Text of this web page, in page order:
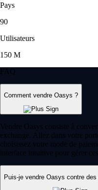
Pays
90
Utilisateurs
150 M
FAQ
Comment vendre Oasys ?
Vendre Oasys consiste à
exchange. Allez dans votre
choisissez votre mode de
interface intuitive pour gérer
Puis-je vendre Oasys contre